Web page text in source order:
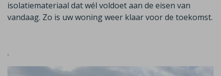
isolatiemateriaal dat wél voldoet aan de eisen van
vandaag. Zo is uw woning weer klaar voor de toekomst.
.